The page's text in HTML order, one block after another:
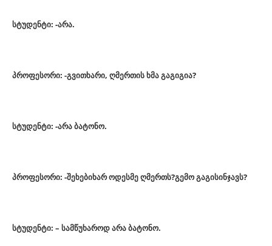
სტუდენტი: -არა.
პროფესორი: -გვითხარი, ღმერთის ხმა გაგიგია?
სტუდენტი: -არა ბატონო.
პროფესორი: -შეხებიხარ ოდესმე ღმერთს?გემო გაგისინჯავს?
სტუდენტი: – სამწუხაროდ არა ბატონო.